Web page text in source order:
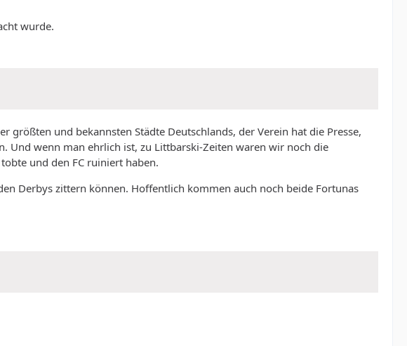
wurde.
größten und bekannsten Städte Deutschlands, der Verein hat die Presse,
Und wenn man ehrlich ist, zu Littbarski-Zeiten waren wir noch die
und den FC ruiniert haben.
Derbys zittern können. Hoffentlich kommen auch noch beide Fortunas